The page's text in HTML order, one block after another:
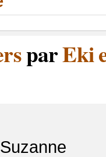
parEki